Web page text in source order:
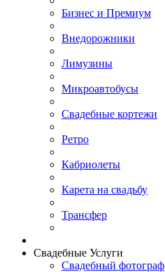
Бизнес и Премиум
Внедорожники
Лимузины
Микроавтобусы
Свадебные кортежи
Ретро
Кабриолеты
Карета на свадьбу
Трансфер
Свадебные Услуги
Свадебный фотограф